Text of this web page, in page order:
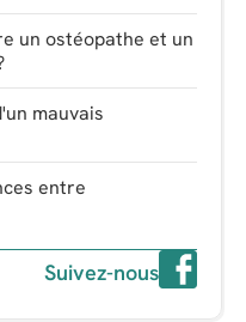
un ostéopathe et un
mauvais
entre
Suivez-nous